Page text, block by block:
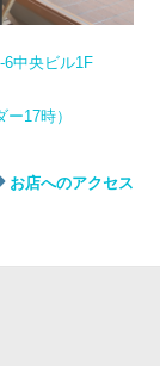
6中央ビル1F
17時）
お店へのアクセス